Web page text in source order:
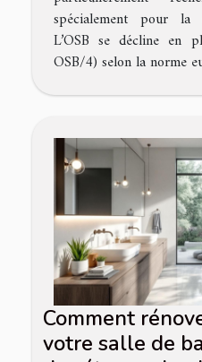
spécialement pour la
L’OSB se décline en
OSB/4) selon la norme
Comment
votre salle de